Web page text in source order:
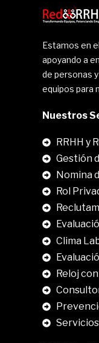
Estamos en
apoyando a
de personas
equipos para
Nuestros
RRHH y
Gestión
Nomina
Rol
Clima
Reloj